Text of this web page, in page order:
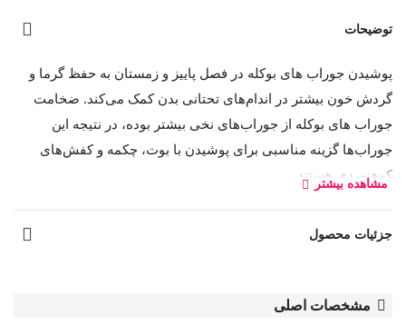
توضیحات
پوشیدن جوراب های بوکله در فصل پاییز و زمستان به حفظ گرما و
گردش خون بیشتر در اندام‌های تحتانی بدن کمک می‌کند. ضخامت
جوراب های بوکله از جوراب‌های نخی بیشتر بوده، در نتیجه این
جوراب‌ها گزینه مناسبی برای پوشیدن با بوت، چکمه و کفش‌های
کوهنوردی هستند.
مشاهده بیشتر
جزئیات محصول
مشخصات اصلی